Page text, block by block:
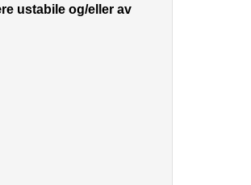
ustabile og/eller av